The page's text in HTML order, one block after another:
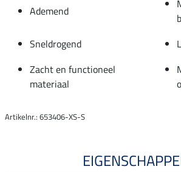
Ademend
Sneldrogend
Zacht en functioneel
materiaal
Artikelnr.: 653406-XS-S